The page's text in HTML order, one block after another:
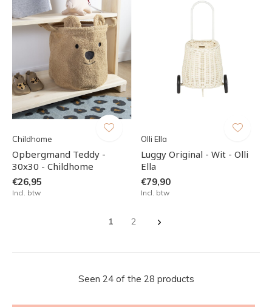
Childhome
Opbergmand Teddy -
30x30 - Childhome
€26,95
Incl. btw
Olli Ella
Luggy Original - Wit - Olli
Ella
€79,90
Incl. btw
1 2
Seen 24 of the 28 products